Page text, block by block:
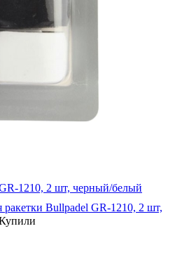
1210, 2 шт, черный/белый
ракетки Bullpadel GR-1210, 2 шт,